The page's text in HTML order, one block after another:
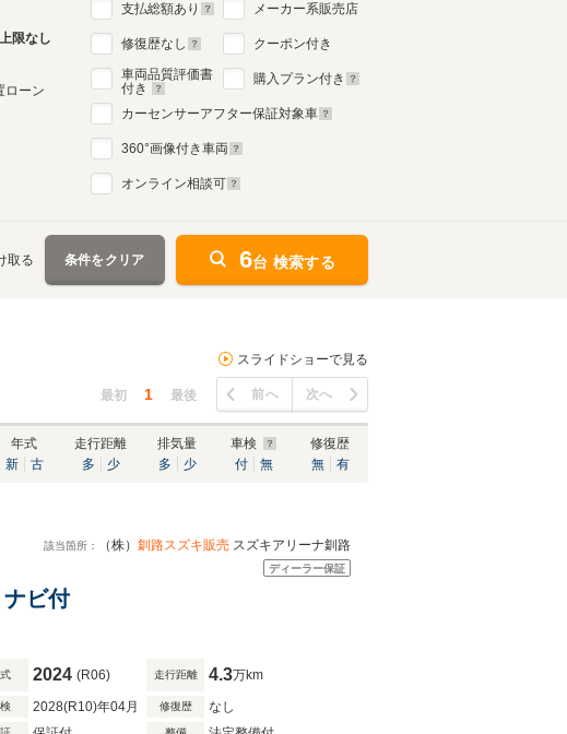
上限なし
ローン
支払総額あり
修復歴なし
車両品質評価書
付き
メーカー系販売店
クーポン付き
購入プラン付き
カーセンサーアフター保証対象車
360°画像付き車両
オンライン相談可
取る 条件をクリア 6台 検索する
スライドショーで見る
最初 1 最後 前へ 次へ
年式
新
古
走行距離
多
少
排気量
多
少
車検
付
無
修復歴
無
有
該当箇所： （株） 釧路スズキ販売 スズキアリーナ釧路
ディーラー保証
ビ付
2024 (R06) 走行距離 4.3万km
2028(R10)年04月 修復歴 なし